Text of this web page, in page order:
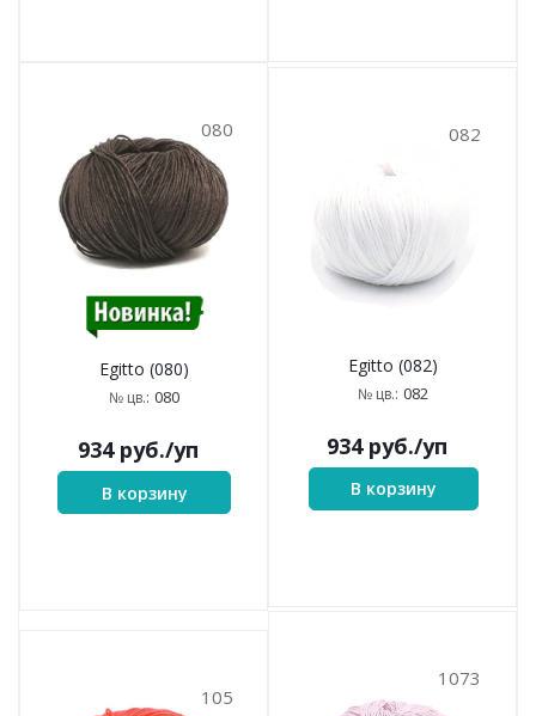
080
Egitto (080)
№ цв.: 080
934руб./уп
В корзину
082
Egitto (082)
№ цв.: 082
934руб./уп
В корзину
105
1073